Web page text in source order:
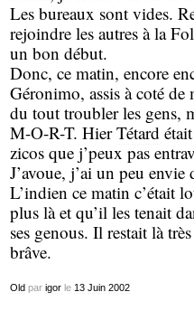
Les bureaux sont vides.
rejoindre les autres à la
un bon début.
Donc, ce matin, encore
Géronimo, assis à coté
du tout troubler les gens,
M-O-R-T. HierTétardétait
zicos que j’peux pas
J’avoue, j’ai un peu
L’indien ce matin c’était
plus là et qu’il les tenait
ses genous. Il restait là
brâve.
Oldpar igorle 13 Juin 2002